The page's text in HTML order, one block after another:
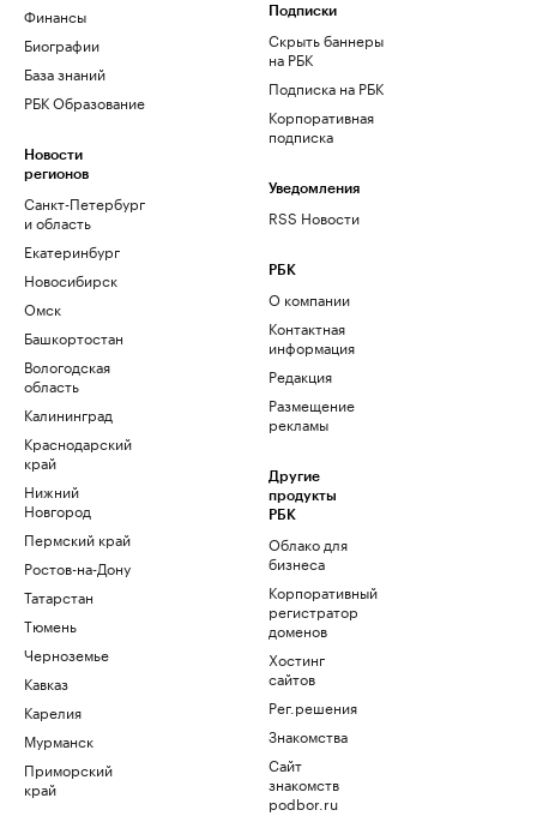
Финансы
Биографии
База знаний
РБК Образование
Новости
регионов
Санкт-Петербург
и область
Екатеринбург
Новосибирск
Омск
Башкортостан
Вологодская
область
Калининград
Краснодарский
край
Нижний
Новгород
Пермский край
Ростов-на-Дону
Татарстан
Тюмень
Черноземье
Кавказ
Карелия
Мурманск
Приморский
край
Подписки
Скрыть баннеры
на РБК
Подписка на РБК
Корпоративная
подписка
Уведомления
RSS Новости
РБК
О компании
Контактная
информация
Редакция
Размещение
рекламы
Другие
продукты
РБК
Облако для
бизнеса
Корпоративный
регистратор
доменов
Хостинг
сайтов
Рег.решения
Знакомства
Сайт
знакомств
podbor.ru